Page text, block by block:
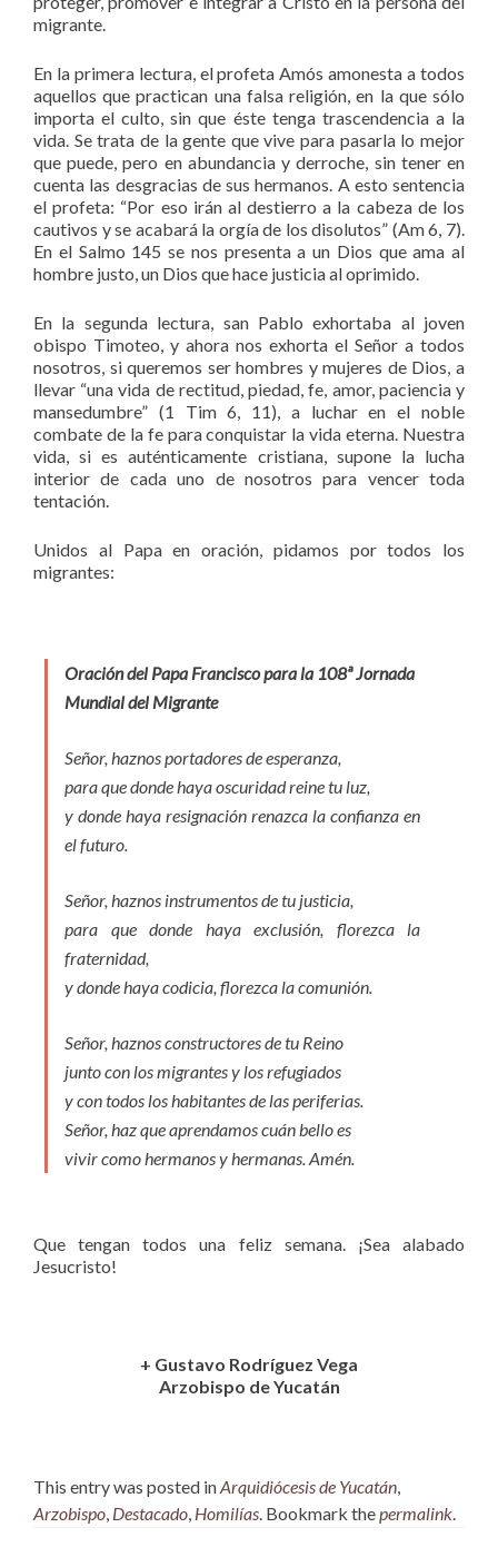
migrante.
En la primera lectura, el profeta Amós amonesta a todos
aquellos que practican una falsa religión, en la que sólo
importa el culto, sin que éste tenga trascendencia a la
vida. Se trata de la gente que vive para pasarla lo mejor
que puede, pero en abundancia y derroche, sin tener en
cuenta las desgracias de sus hermanos. A esto sentencia
el profeta: “Por eso irán al destierro a la cabeza de los
cautivos y se acabará la orgía de los disolutos” (Am 6, 7).
En el Salmo 145 se nos presenta a un Dios que ama al
hombre justo, un Dios que hace justicia al oprimido.
En la segunda lectura, san Pablo exhortaba al joven
obispo Timoteo, y ahora nos exhorta el Señor a todos
nosotros, si queremos ser hombres y mujeres de Dios, a
llevar “una vida de rectitud, piedad, fe, amor, paciencia y
mansedumbre” (1 Tim 6, 11), a luchar en el noble
combate de la fe para conquistar la vida eterna. Nuestra
vida, si es auténticamente cristiana, supone la lucha
interior de cada uno de nosotros para vencer toda
tentación.
Unidos al Papa en oración, pidamos por todos los
migrantes:
Oración del Papa Francisco para la 108ª Jornada
Mundial del Migrante
Señor, haznos portadores de esperanza,
para que donde haya oscuridad reine tu luz,
y donde haya resignación renazca la confianza en
el futuro.
Señor, haznos instrumentos de tu justicia,
para que donde haya exclusión, florezca la
fraternidad,
y donde haya codicia, florezca la comunión.
Señor, haznos constructores de tu Reino
junto con los migrantes y los refugiados
y con todos los habitantes de las periferias.
Señor, haz que aprendamos cuán bello es
vivir como hermanos y hermanas. Amén.
Que tengan todos una feliz semana. ¡Sea alabado
Jesucristo!
+ Gustavo Rodríguez Vega
Arzobispo de Yucatán
This entry was posted inArquidiócesis de Yucatán
Arzobispo Destacado Homilías . Bookmark the permalink